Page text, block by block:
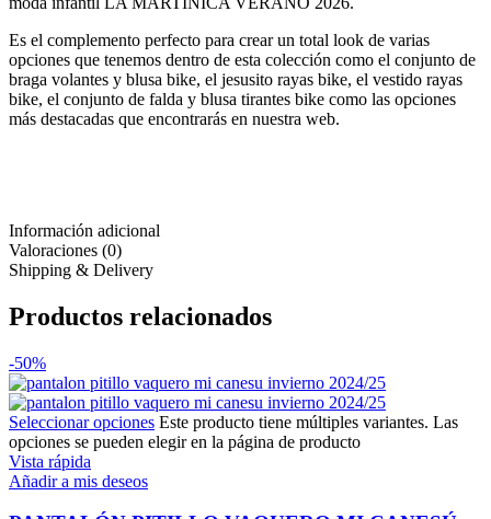
Es el complemento perfecto para crear un total look de varias
opciones que tenemos dentro de esta colección como el conjunto de
braga volantes y blusa bike, el jesusito rayas bike, el vestido rayas
bike, el conjunto de falda y blusa tirantes bike como las opciones
más destacadas que encontrarás en nuestra web.
Información adicional
Valoraciones (0)
Shipping & Delivery
Productos relacionados
-50%
Seleccionar opciones Este producto tiene múltiples variantes. Las
opciones se pueden elegir en la página de producto
Vista rápida
Añadir a mis deseos